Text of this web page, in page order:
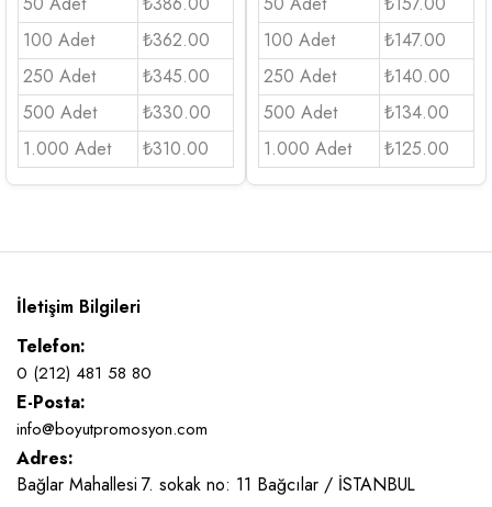
100 Adet
₺362.00
250 Adet
₺345.00
500 Adet
₺330.00
1.000 Adet
₺310.00
100 Adet
₺147.00
250 Adet
₺140.00
500 Adet
₺134.00
1.000 Adet
₺125.00
İletişim Bilgileri
Telefon:
0 (212) 481 58 80
E-Posta:
info@boyutpromosyon.com
Adres:
Bağlar Mahallesi 7. sokak no: 11 Bağcılar / İSTANBUL